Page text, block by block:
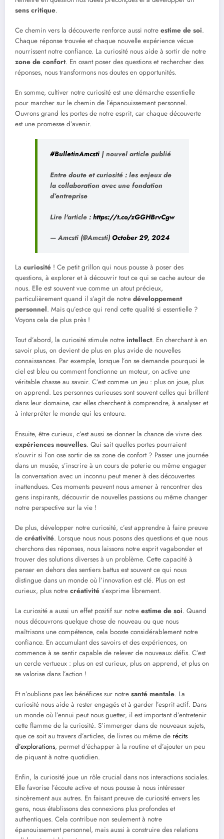
sens critique.
Ce chemin vers la découverte renforce aussi notre estime de soi.
Chaque réponse trouvée et chaque nouvelle expérience vécue
nourrissent notre confiance. La curiosité nous aide à sortir de notre
zone de confort. En osant poser des questions et rechercher des
réponses, nous transformons nos doutes en opportunités.
En somme, cultiver notre curiosité est une démarche essentielle
pour marcher sur le chemin de l’épanouissement personnel.
Ouvrons grand les portes de notre esprit, car chaque découverte
est une promesse d’avenir.
#BulletinAmcsti | nouvel article publié
Entre doute et curiosité : les enjeux de
la collaboration avec une fondation
d’entreprise
Lire l'article : https://t.co/zGGHBrvCgw
— Amcsti (@Amcsti) October 29, 2024
La curiosité ! Ce petit grillon qui nous pousse à poser des
questions, à explorer et à découvrir tout ce qui se cache autour de
nous. Elle est souvent vue comme un atout précieux,
particulièrement quand il s’agit de notre développement
personnel. Mais qu’est-ce qui rend cette qualité si essentielle ?
Voyons cela de plus près !
Tout d’abord, la curiosité stimule notre intellect. En cherchant à en
savoir plus, on devient de plus en plus avide de nouvelles
connaissances. Par exemple, lorsque l’on se demande pourquoi le
ciel est bleu ou comment fonctionne un moteur, on active une
véritable chasse au savoir. C’est comme un jeu : plus on joue, plus
on apprend. Les personnes curieuses sont souvent celles qui brillent
dans leur domaine, car elles cherchent à comprendre, à analyser et
à interpréter le monde qui les entoure.
Ensuite, être curieux, c’est aussi se donner la chance de vivre des
expériences nouvelles. Qui sait quelles portes pourraient
s’ouvrir si l’on ose sortir de sa zone de confort ? Passer une journée
dans un musée, s’inscrire à un cours de poterie ou même engager
la conversation avec un inconnu peut mener à des découvertes
inattendues. Ces moments peuvent nous amener à rencontrer des
gens inspirants, découvrir de nouvelles passions ou même changer
notre perspective sur la vie !
De plus, développer notre curiosité, c’est apprendre à faire preuve
de créativité. Lorsque nous nous posons des questions et que nous
cherchons des réponses, nous laissons notre esprit vagabonder et
trouver des solutions diverses à un problème. Cette capacité à
penser en dehors des sentiers battus est souvent ce qui nous
distingue dans un monde où l’innovation est clé. Plus on est
curieux, plus notre créativité s’exprime librement.
La curiosité a aussi un effet positif sur notre estime de soi. Quand
nous découvrons quelque chose de nouveau ou que nous
maîtrisons une compétence, cela booste considérablement notre
confiance. En accumulant des savoirs et des expériences, on
commence à se sentir capable de relever de nouveaux défis. C’est
un cercle vertueux : plus on est curieux, plus on apprend, et plus on
se valorise dans l’action !
Et n’oublions pas les bénéfices sur notre santé mentale. La
curiosité nous aide à rester engagés et à garder l’esprit actif. Dans
un monde où l’ennui peut nous guetter, il est important d’entretenir
cette flamme de la curiosité. S’immerger dans de nouveaux sujets,
que ce soit au travers d’articles, de livres ou même de récits
d’explorations, permet d’échapper à la routine et d’ajouter un peu
de piquant à notre quotidien.
Enfin, la curiosité joue un rôle crucial dans nos interactions sociales.
Elle favorise l’écoute active et nous pousse à nous intéresser
sincèrement aux autres. En faisant preuve de curiosité envers les
gens, nous établissons des connexions plus profondes et
authentiques. Cela contribue non seulement à notre
épanouissement personnel, mais aussi à construire des relations